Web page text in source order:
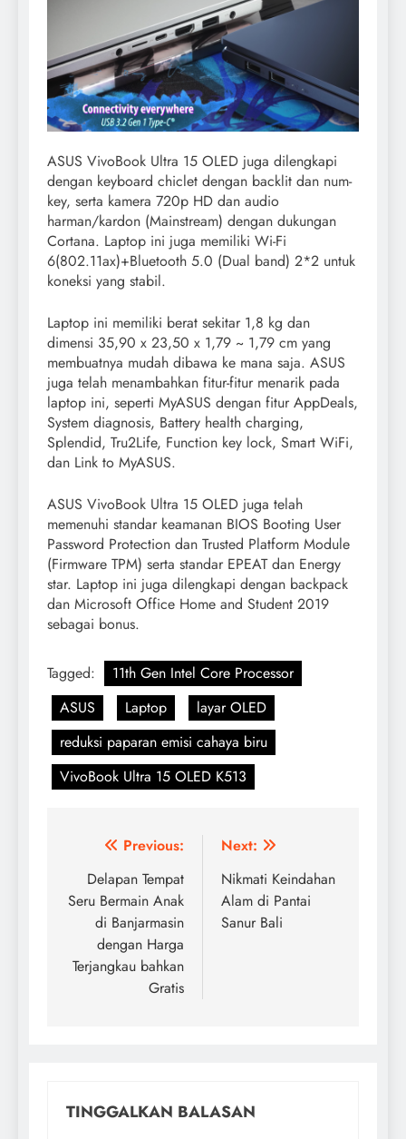
ASUS VivoBook Ultra 15 OLED juga dilengkapi
dengan keyboard chiclet dengan backlit dan num-
key, serta kamera 720p HD dan audio
harman/kardon (Mainstream) dengan dukungan
Cortana. Laptop ini juga memiliki Wi-Fi
6(802.11ax)+Bluetooth 5.0 (Dual band) 2*2 untuk
koneksi yang stabil.
Laptop ini memiliki berat sekitar 1,8 kg dan
dimensi 35,90 x 23,50 x 1,79 ~ 1,79 cm yang
membuatnya mudah dibawa ke mana saja. ASUS
juga telah menambahkan fitur-fitur menarik pada
laptop ini, seperti MyASUS dengan fitur AppDeals,
System diagnosis, Battery health charging,
Splendid, Tru2Life, Function key lock, Smart WiFi,
dan Link to MyASUS.
ASUS VivoBook Ultra 15 OLED juga telah
memenuhi standar keamanan BIOS Booting User
Password Protection dan Trusted Platform Module
(Firmware TPM) serta standar EPEAT dan Energy
star. Laptop ini juga dilengkapi dengan backpack
dan Microsoft Office Home and Student 2019
sebagai bonus.
Tagged:
11th Gen Intel Core Processor
ASUS
Laptop
layar OLED
reduksi paparan emisi cahaya biru
VivoBook Ultra 15 OLED K513
Navigasi
pos
Previous:
Delapan Tempat
Seru Bermain Anak
di Banjarmasin
dengan Harga
Terjangkau bahkan
Gratis
Next:
Nikmati Keindahan
Alam di Pantai
Sanur Bali
TINGGALKAN BALASAN